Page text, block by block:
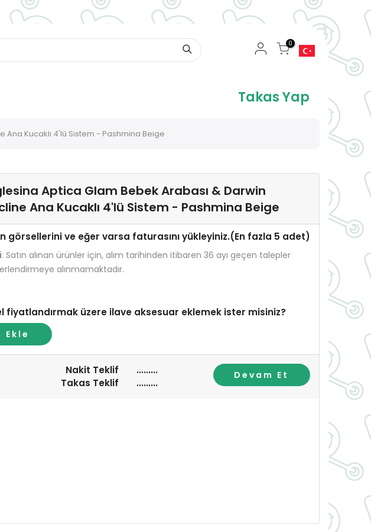
0
Takas Yap
Ana Kucaklı 4'lü Sistem - Pashmina Beige
Aptica Glam Bebek Arabası & Darwin
Ana Kucaklı 4'lü Sistem - Pashmina Beige
görsellerini ve eğer varsa faturasını yükleyiniz.(En fazla 5 adet)
: Satın alınan ürünler için, alım tarihinden itibaren 36 ayı geçen talepler
alınmamaktadır.
fiyatlandırmak üzere ilave aksesuar eklemek ister misiniz?
Ekle
Nakit Teklif
.........
Takas Teklif
.........
Devam Et